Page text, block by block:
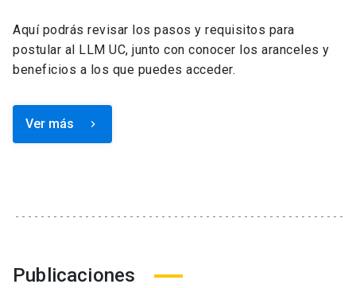
Aquí podrás revisar los pasos y requisitos para
postular al LLM UC, junto con conocer los aranceles y
beneficios a los que puedes acceder.
Ver más keyboard_arrow_right
Publicaciones